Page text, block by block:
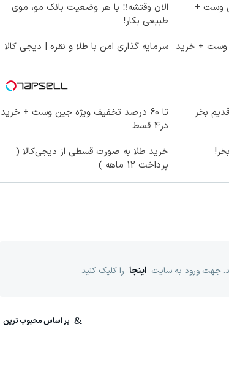
وست +
الان وقتشه‼️ با هر وضعیت بانک مو، موی
طبیعی بکار!
تا 60 درصد تخفیف ویژه جین وست + خرید سرمایه گذاری امن با طلا و نقره | دیجی کالا
بخر
تا 60 درصد تخفیف ویژه جین وست + خرید
در4 قسط
خرید طلا به صورت قسطی از دیجی‌کالا (
پرداخت 12 ماهه )
جهت ورود به سایت اینجا را کلیک کنید